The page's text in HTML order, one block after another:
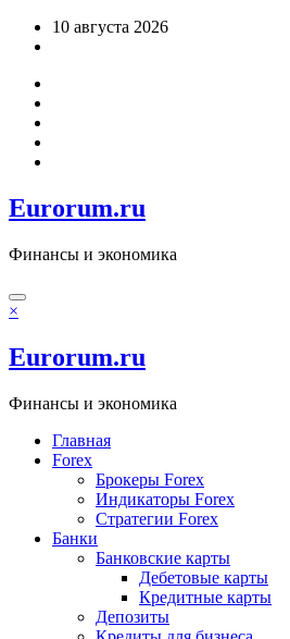
Перейти10 августа 2026
Eurorum.ru
Финансы и экономика
×
Eurorum.ru
Финансы и экономика
Главная
Forex
Брокеры Forex
Индикаторы Forex
Стратегии Forex
Банки
Банковские карты
Дебетовые карты
Кредитные карты
Депозиты